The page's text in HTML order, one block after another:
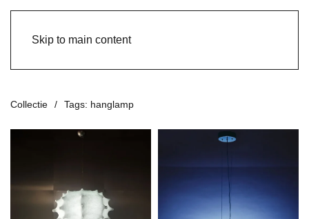
Skip to main content
Collectie Tags: hanglamp